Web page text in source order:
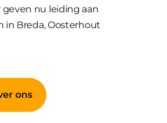
geven nu leiding aan
in Breda, Oosterhout
ons